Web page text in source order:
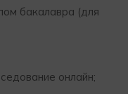
бакалавра (для
онлайн;